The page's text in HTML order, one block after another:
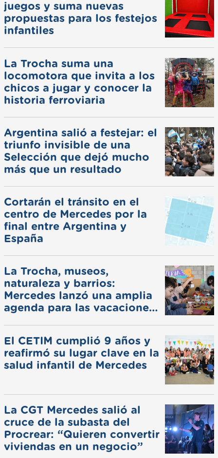
juegos y suma nuevas
propuestas para los festejos
infantiles
La Trocha suma una
locomotora que invita a los
chicos a jugar y conocer la
historia ferroviaria
Argentina salió a festejar: el
triunfo invisible de una
Selección que dejó mucho
más que un resultado
Cortarán el tránsito en el
centro de Mercedes por la
final entre Argentina y
España
La Trocha, museos,
naturaleza y barrios:
Mercedes lanzó una amplia
agenda para las vacaciones
El CETIM cumplió 9 años y
reafirmó su lugar clave en la
salud infantil de Mercedes
La CGT Mercedes salió al
cruce de la subasta del
Procrear: “Quieren convertir
viviendas en un negocio”